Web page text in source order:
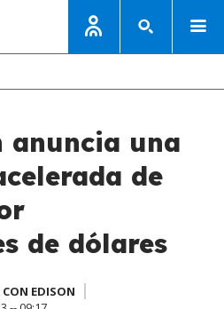
anuncia una
de
de dólares
CON EDISON